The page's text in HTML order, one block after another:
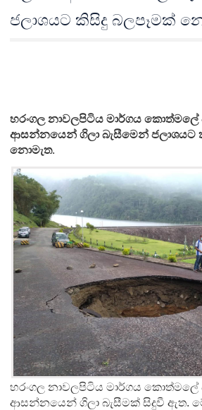
ජලාශයට කිසිදු බලපෑමක්
හරංගල නාවලපිටිය මාර්ගය කොත්මලේ
ආසන්නයෙන් ගිලා බැසීමෙන් ජලාශයට
නොමැත.
හරංගල නාවලපිටිය මාර්ගය කොත්මලේ
ආසන්නයෙන් ගිලා බැසීමක් සිදුවී ඇත.